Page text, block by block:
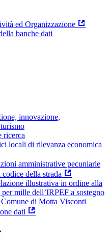
ed Organizzazione
banche dati
innovazione,
ricerca
locali di rilevanza economica
amministrative pecuniarie
della strada
illustrativa in ordine alla
mille dell’IRPEF a sostegno
di Motta Visconti
dati